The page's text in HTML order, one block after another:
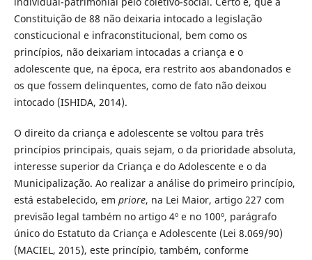
Constituição de 88 não deixaria intocado a legislação
consticucional e infraconstitucional, bem como os
princípios, não deixariam intocadas a criança e o
adolescente que, na época, era restrito aos abandonados e
os que fossem delinquentes, como de fato não deixou
intocado (ISHIDA, 2014).
O direito da criança e adolescente se voltou para três
princípios principais, quais sejam, o da prioridade absoluta,
interesse superior da Criança e do Adolescente e o da
Municipalização. Ao realizar a análise do primeiro princípio,
está estabelecido, em priore, na Lei Maior, artigo 227 com
previsão legal também no artigo 4º e no 100º, parágrafo
único do Estatuto da Criança e Adolescente (Lei 8.069/90)
(MACIEL, 2015), este princípio, também, conforme